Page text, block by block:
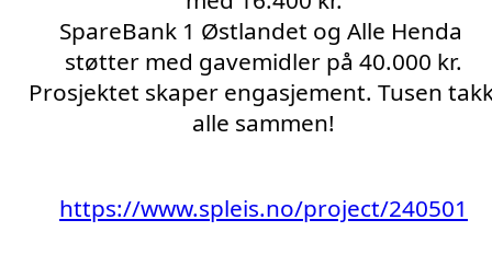
SpareBank 1 Østlandet og Alle Henda
støtter med gavemidler på 40.000 kr.
Prosjektet skaper engasjement. Tusen
alle sammen!
https://www.spleis.no/project/240501